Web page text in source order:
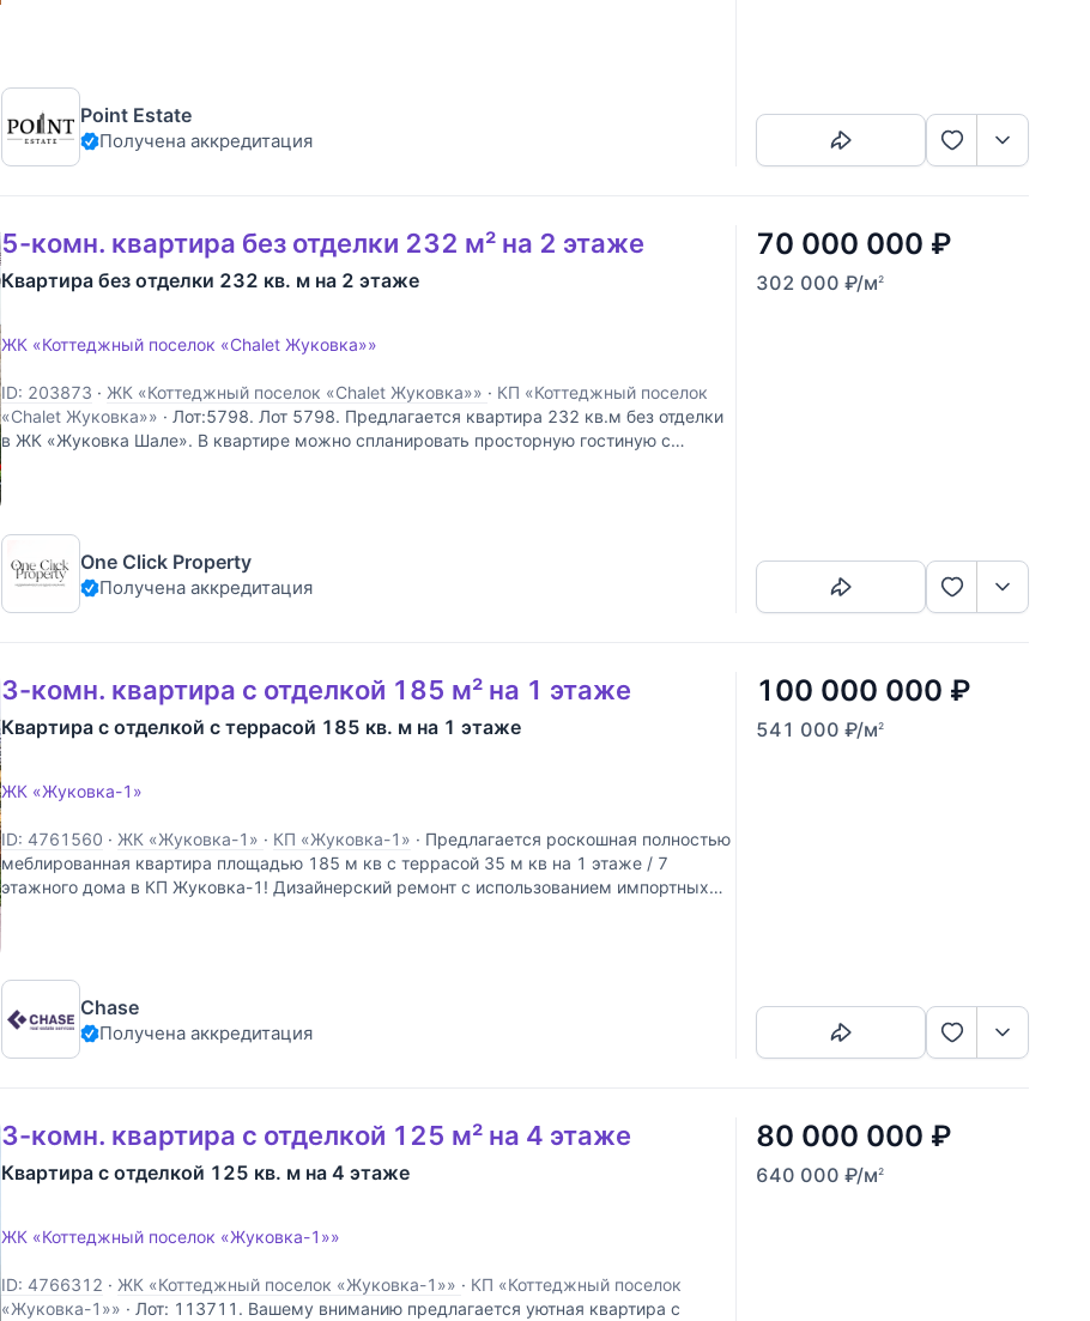
Point Estate
Получена аккредитация
5-комн. квартира без отделки 232 м² на 2 этаже
Квартира без отделки 232 кв. м на 2 этаже
ЖК «Коттеджный поселок «Chalet Жуковка»»
ID: 203873 · ЖК «Коттеджный поселок «Chalet Жуковка»» · КП «Коттеджный поселок
«Chalet Жуковка»» · Лот:5798. Лот 5798. Предлагается квартира 232 кв.м без отделки
в ЖК «Жуковка Шале». В квартире можно спланировать просторную гостиную с
One Click Property
Получена аккредитация
70 000 000 ₽
302 000 ₽/м2
3-комн. квартира с отделкой 185 м² на 1 этаже
Квартира с отделкой с террасой 185 кв. м на 1 этаже
ЖК «Жуковка-1»
ID: 4761560 · ЖК «Жуковка-1» · КП «Жуковка-1» · Предлагается роскошная полностью
меблированная квартира площадью 185 м кв с террасой 35 м кв на 1 этаже / 7
этажного дома в КП Жуковка-1! Дизайнерский ремонт с использованием импортных
Chase
Получена аккредитация
100 000 000 ₽
541 000 ₽/м2
3-комн. квартира с отделкой 125 м² на 4 этаже
Квартира с отделкой 125 кв. м на 4 этаже
ЖК «Коттеджный поселок «Жуковка-1»»
ID: 4766312 · ЖК «Коттеджный поселок «Жуковка-1»» · КП «Коттеджный поселок
«Жуковка-1»» · Лот: 113711. Вашему вниманию предлагается уютная квартира с
80 000 000 ₽
640 000 ₽/м2